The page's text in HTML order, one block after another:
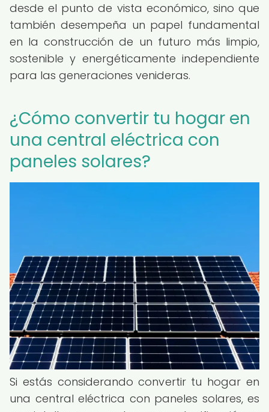
desde el punto de vista económico, sino que
también desempeña un papel fundamental
en la construcción de un futuro más limpio,
sostenible y energéticamente independiente
para las generaciones venideras.
¿Cómo convertir tu hogar en
una central eléctrica con
paneles solares?
Si estás considerando convertir tu hogar en
una central eléctrica con paneles solares, es